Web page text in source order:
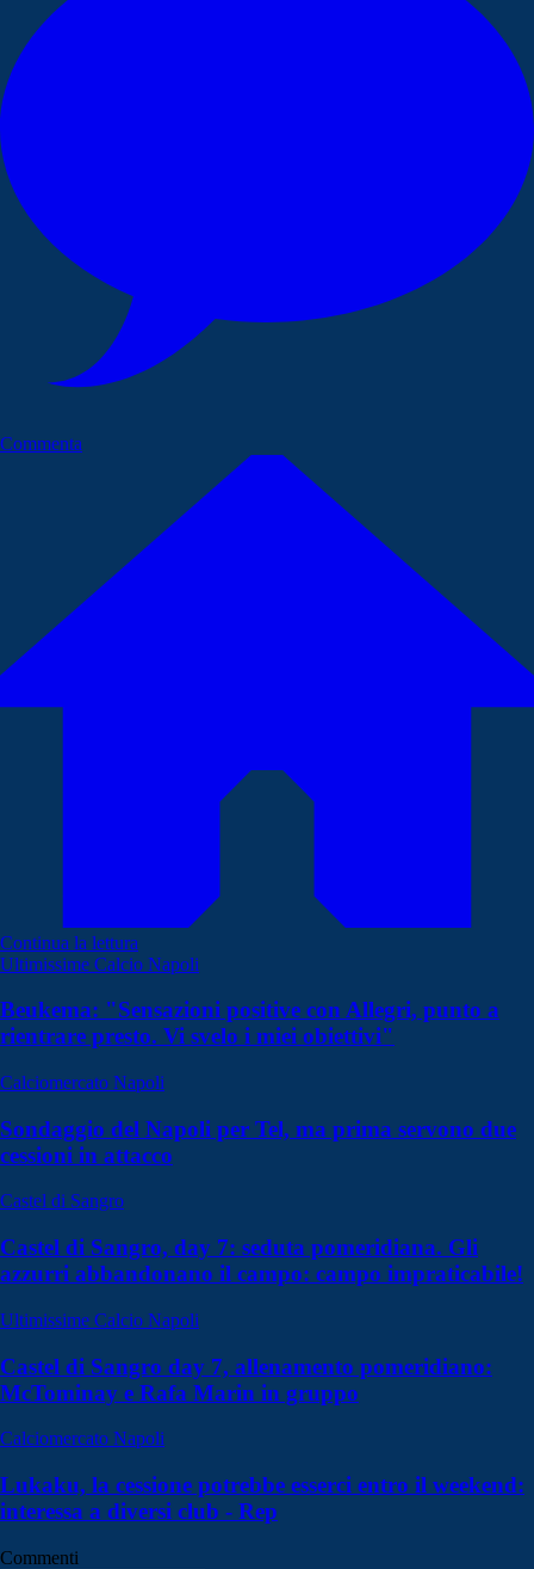
Commenta
Continua la lettura
Ultimissime Calcio Napoli
Beukema: "Sensazioni positive con Allegri, punto a
rientrare presto. Vi svelo i miei obiettivi"
Calciomercato Napoli
Sondaggio del Napoli per Tel, ma prima servono due
cessioni in attacco
Castel di Sangro
Castel di Sangro, day 7: seduta pomeridiana. Gli
azzurri abbandonano il campo: campo impraticabile!
Ultimissime Calcio Napoli
Castel di Sangro day 7, allenamento pomeridiano:
McTominay e Rafa Marin in gruppo
Calciomercato Napoli
Lukaku, la cessione potrebbe esserci entro il weekend:
interessa a diversi club - Rep
Commenti